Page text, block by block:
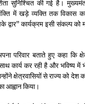
सुनिश्चित की गई है।
में खड़े व्यक्ति तक विकास
कार्यक्रम इसी संकल्प को
परिवार बताते हुए कहा कि
कार्य कर रही है और भविष्य में
क्षेत्रवासियों से राज्य को देश
आह्वान किया।